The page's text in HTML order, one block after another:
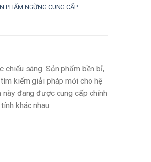
PHẨM NGỪNG CUNG CẤP
sáng. Sản phẩm bền bỉ,
kiếm giải pháp mới cho hệ
này đang được cung cấp chính
khác nhau.